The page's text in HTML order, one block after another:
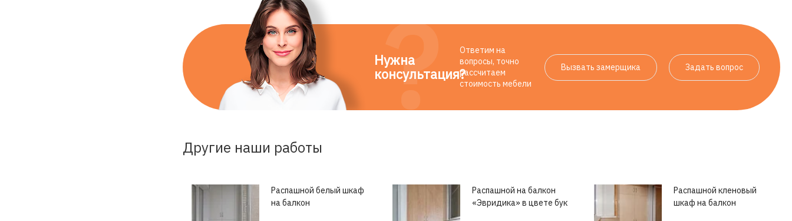
Нужна
консультация?
Ответим на
вопросы, точно
рассчитаем
стоимость мебели
Вызвать замерщика Задать вопрос
Другие наши работы
Распашной белый шкаф
на балкон
Распашной на балкон
«Эвридика» в цвете бук
Распашной кленовый
шкаф на балкон